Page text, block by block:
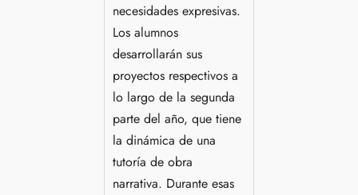
necesidades expresivas.
Los alumnos
desarrollarán sus
proyectos respectivos a
lo largo de la segunda
parte del año, que tiene
la dinámica de una
tutoría de obra
narrativa. Durante esas